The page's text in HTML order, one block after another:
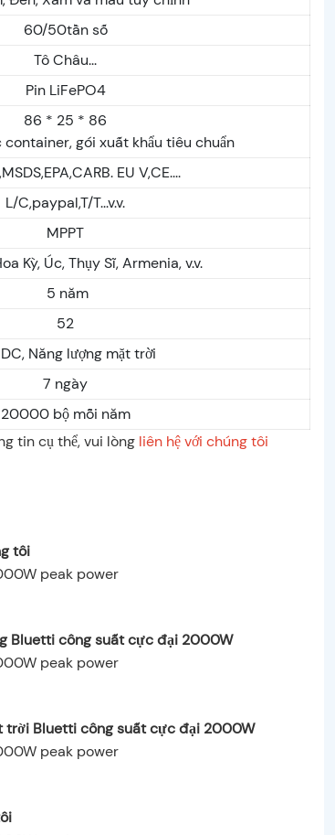
60/50tần số
Tô Châu...
Pin LiFePO4
86 * 25 * 86
gói xuất khẩu tiêu chuẩn
EU V,CE....
L/C,paypal,T/T...v.v.
MPPT
Kỳ, Úc, Thụy Sĩ, Armenia, v.v.
5 năm
52
Năng lượng mặt trời
7 ngày
20000 bộ mỗi năm
tin cụ thể, vui lòng liên hệ với chúng tôi
tôi
Bluetti công suất cực đại 2000W
trời Bluetti công suất cực đại 2000W